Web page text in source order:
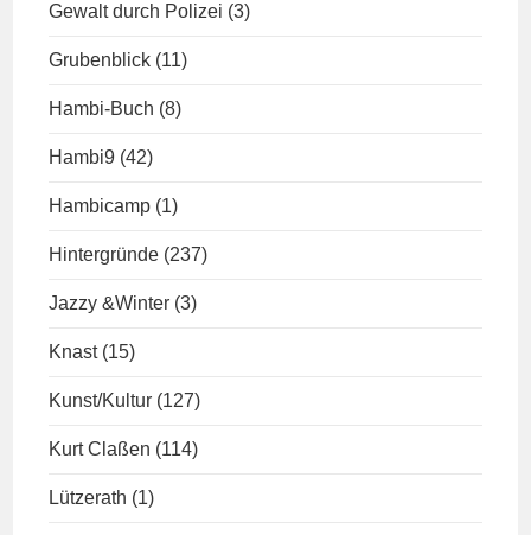
Gewalt durch Polizei (3)
Grubenblick (11)
Hambi-Buch (8)
Hambi9 (42)
Hambicamp (1)
Hintergründe (237)
Jazzy &Winter (3)
Knast (15)
Kunst/Kultur (127)
Kurt Claßen (114)
Lützerath (1)